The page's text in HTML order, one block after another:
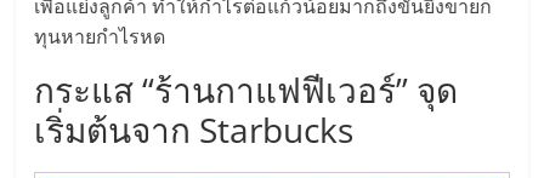
แฟ
รน
เพื่อแย่งลูกค้า ทำให้กำไรต่อแก้วน้อยมากถึงขั้นยิ่งขายก็
ทุนหายกำไรหด
กระแส “ร้านกาแฟฟีเวอร์” จุด
เริ่มต้นจาก Starbucks